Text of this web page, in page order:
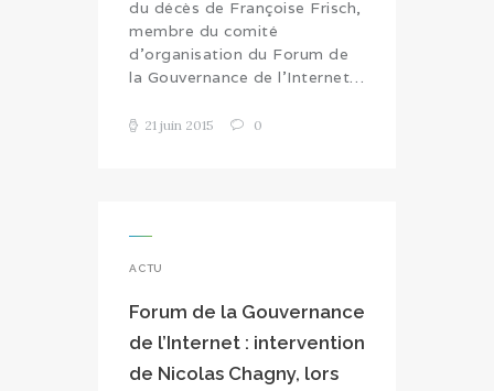
du décès de Françoise Frisch,
membre du comité
d'organisation du Forum de
la Gouvernance de l'Internet…
21 juin 2015 0
ACTU
Forum de la Gouvernance
de l’Internet : intervention
de Nicolas Chagny, lors